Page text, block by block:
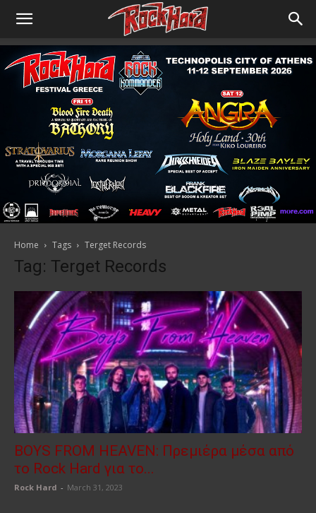
Home Tags Terget Records
Tag: Terget Records
BOYS FROM HEAVEN: Πρεμιέρα μέσα από
το Rock Hard για το...
Rock Hard - March 31, 2023